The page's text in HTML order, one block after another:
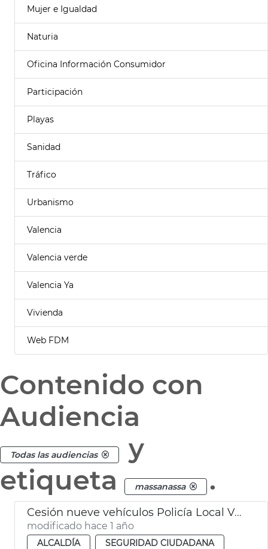
Mujer e Igualdad
Naturia
Oficina Información Consumidor
Participación
Playas
Sanidad
Tráfico
Urbanismo
Valencia
Valencia verde
Valencia Ya
Vivienda
Web FDM
Contenido con
Audiencia
Todas las audiencias
y
etiqueta
massanassa .
Cesión nueve vehículos Policía Local València municipios afectados dana
modificado hace 1 año
ALCALDÍA
SEGURIDAD CIUDADANA